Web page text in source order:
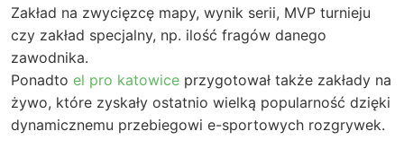
Zakład na zwycięzcę mapy, wynik serii, MVP turnieju
czy zakład specjalny, np. ilość fragów danego
zawodnika.
Ponadto el pro katowice przygotował także zakłady na
żywo, które zyskały ostatnio wielką popularność dzięki
dynamicznemu przebiegowi e-sportowych rozgrywek.